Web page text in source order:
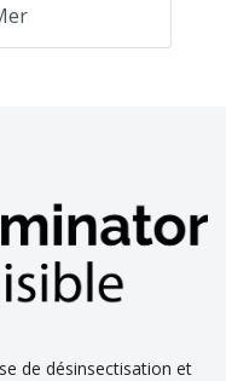
de désinsectisation et